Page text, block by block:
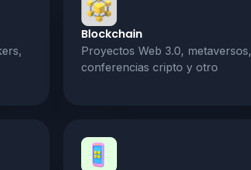
Blockchain
Proyectos Web 3.0, metaversos,
conferencias cripto y otro